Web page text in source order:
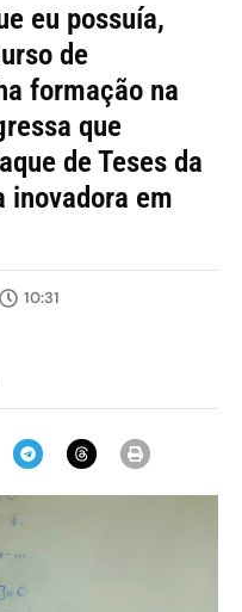
eu possuía,
de
formação na
que
de Teses da
inovadora em
10:31